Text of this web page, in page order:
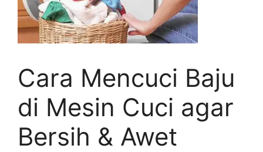
Cara Mencuci Baju
di Mesin Cuci agar
Bersih & Awet